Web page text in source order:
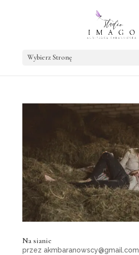
Wybierz Stronę
Na sianie
przez akmbaranowscy@gmail.com